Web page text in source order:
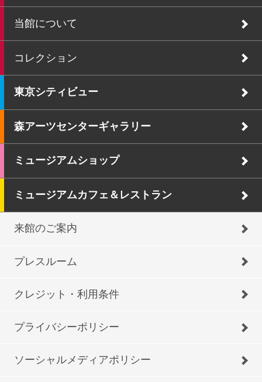
当館について
コレクション
東京シティビュー
森アーツセンターギャラリー
ミュージアムショップ
ミュージアムカフェ＆レストラン
来館のご案内
プレスルーム
クレジット・利用条件
プライバシーポリシー
ソーシャルメディアポリシー